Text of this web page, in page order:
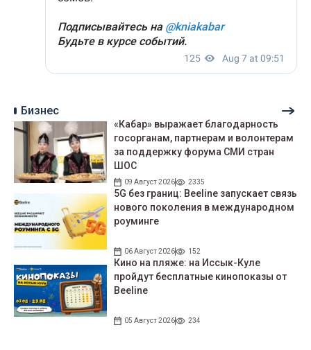
Бизнес
«Кабар» выражает благодарность
госорганам, партнерам и волонтерам
за поддержку форума СМИ стран
ШОС
09 Август 2026 2335
5G без границ: Beeline запускает связь
нового поколения в международном
роуминге
06 Август 2026 152
Кино на пляже: на Иссык-Куле
пройдут беcплатные кинопоказы от
Beeline
05 Август 2026 234